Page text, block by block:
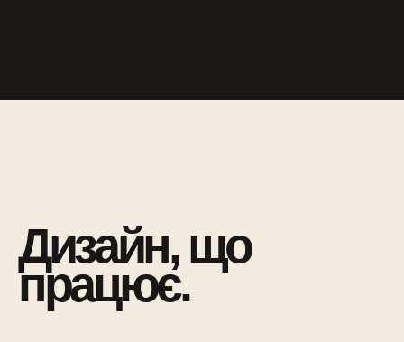
Дизайн, що
працює.